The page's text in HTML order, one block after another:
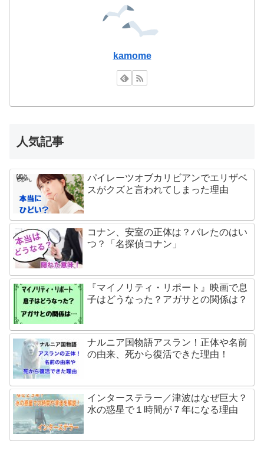
kamome
人気記事
パイレーツオブカリビアンでエリザベ
スがクズと言われてしまった理由
コナン、安室の正体は？バレたのはい
つ？「名探偵コナン」
『マイノリティ・リポート』映画で息
子はどうなった？アガサとの関係は？
ナルニア国物語アスラン！正体や名前
の由来、死から復活できた理由！
インターステラー／津波はなぜ巨大？
水の惑星で１時間が７年になる理由